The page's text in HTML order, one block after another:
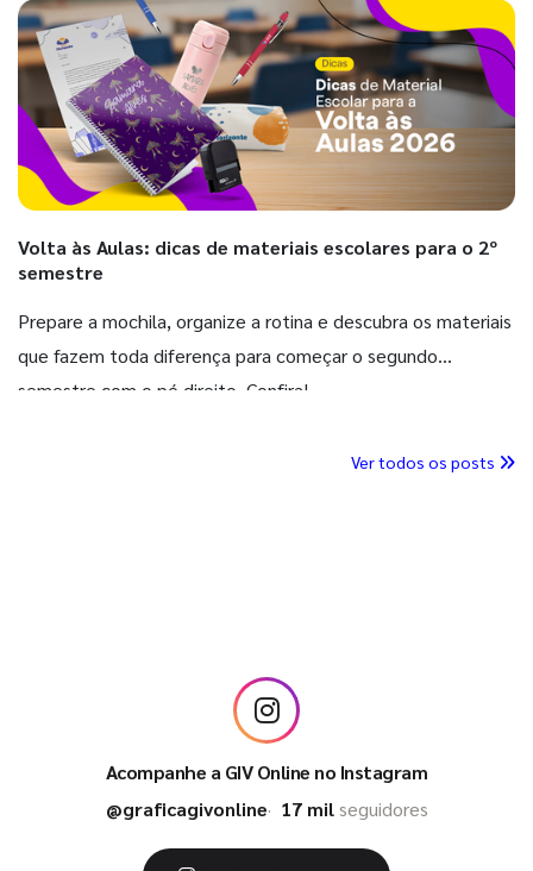
Volta às Aulas: dicas de materiais escolares para o 2º
semestre
Prepare a mochila, organize a rotina e descubra os materiais
que fazem toda diferença para começar o segundo
semestre com o pé direito. Confira!
Ver todos os posts
Acompanhe a GIV Online no Instagram
@graficagivonline
17 milseguidores